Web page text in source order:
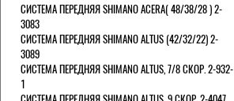
СИСТЕМА ПЕРЕДНЯЯ SHIMANO ACERA( 48/38/28 ) 2-
3083
СИСТЕМА ПЕРЕДНЯЯ SHIMANO ALTUS (42/32/22) 2-
3089
СИСТЕМА ПЕРЕДНЯЯ SHIMANO ALTUS, 7/8 СКОР. 2-932-
1